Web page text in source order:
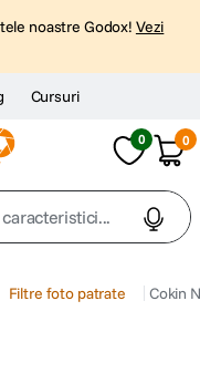
noastre Godox! Vezi
Cursuri
0 0
Filtre foto patrate Cokin